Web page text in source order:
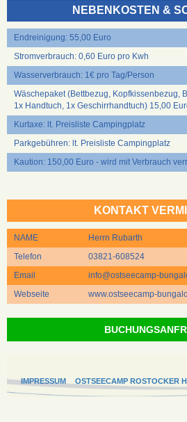
NEBENKOSTEN &
Endreinigung: 55,00 Euro
Stromverbrauch: 0,60 Euro pro Kwh
Wasserverbrauch: 1€ pro Tag/Person
Wäschepaket (Bettbezug, Kopfkissenbezug,
1x Handtuch, 1x Geschirrhandtuch) 15,00
Kurtaxe: lt. Preisliste Campingplatz
Parkgebühren: lt. Preisliste Campingplatz
Kaution: 150,00 Euro - wird mit Verbrauch
KONTAKT
NAME
Herrn Rubarth
Telefon
03821-608524
Email
info@ostseecamp-
Webseite
www.ostseecamp-
IMPRESSUM
OSTSEECAMP ROSTOCKER